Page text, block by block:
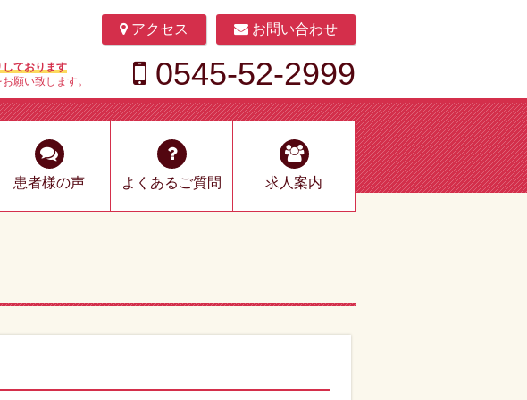
お問い合わせ
アクセス
0545-52-2999
ております
願い致します。
患者様の声 よくあるご質問 求人案内